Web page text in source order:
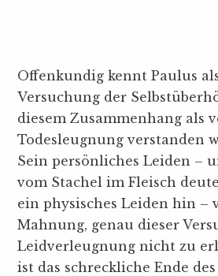
Offenkundig kennt Paulus
Versuchung der
diesem Zusammenhang als
Todesleugnung verstanden
Sein persönliches Leiden –
vom Stachel im Fleisch
ein physisches Leiden hin –
Mahnung, genau dieser
Leidverleugnung nicht zu
ist das schreckliche Ende des